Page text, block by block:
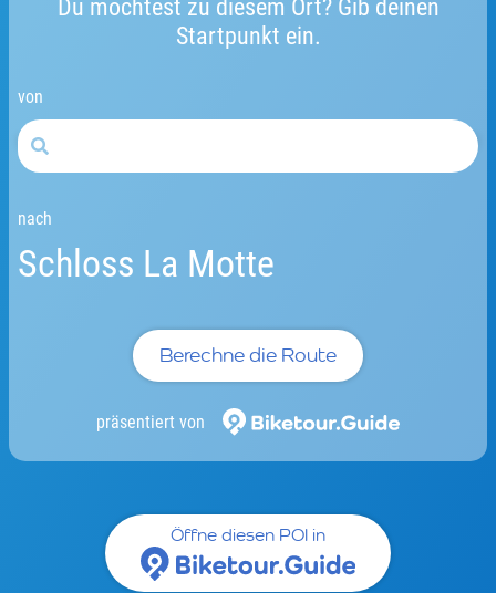
Du möchtest zu diesem Ort? Gib deinen
Startpunkt ein.
von
nach
Schloss La Motte
Berechne die Route
präsentiert von
Öffne diesen POI in